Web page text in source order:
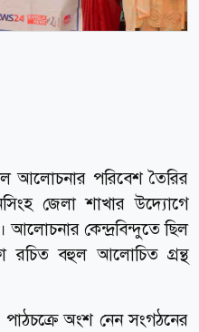
আলোচনার পরিবেশ তৈরির
জেলা শাখার উদ্যোগে
আলোচনার কেন্দ্রবিন্দুতে ছিল
রচিত বহুল আলোচিত গ্রন্থ
অংশ নেন সংগঠনের